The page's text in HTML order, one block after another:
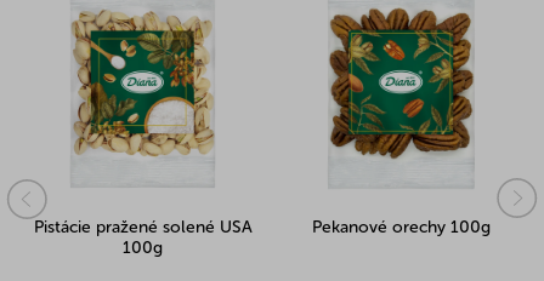
Pistácie pražené solené USA
100g
Pekanové orechy 100g